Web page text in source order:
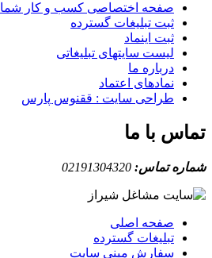
صفحه اختصاصی کسب و کار شما
ثبت تبلیغات گسترده
ثبت اینماد
لیست سایتهای تبلیغاتی
درباره ما
نمادهای اعتماد
طراحی سایت : ققنوس پارس
تماس با ما
شماره تماس: 02191304320
صفحه اصلی
تبلیغات گسترده
سفارش مینی سایت